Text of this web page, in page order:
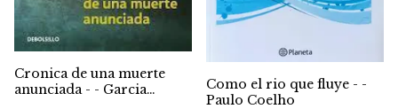
Cronica de una muerte
anunciada - - Garcia
Como el rio que fluye - -
Paulo Coelho